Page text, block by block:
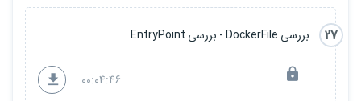
27 بررسی DockerFile - بررسی EntryPoint
00:04:46